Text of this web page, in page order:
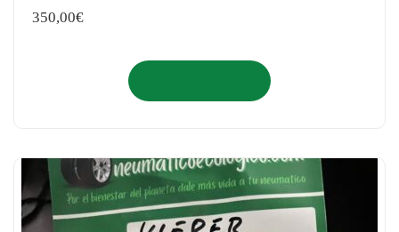
350,00€